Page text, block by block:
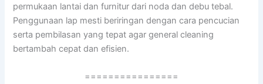
permukaan lantai dan furnitur dari noda dan debu tebal.
Penggunaan lap mesti beriringan dengan cara pencucian
serta pembilasan yang tepat agar general cleaning
bertambah cepat dan efisien.
================